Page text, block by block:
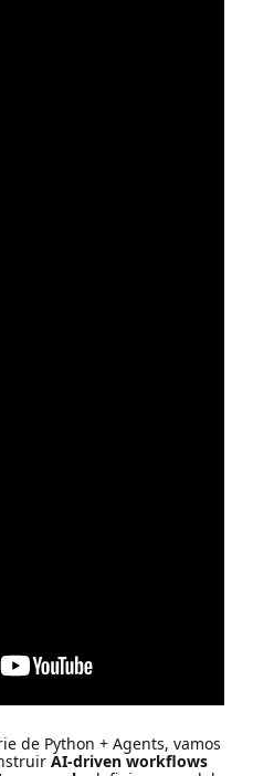
de Python + Agents, vamos
AI-driven workflows